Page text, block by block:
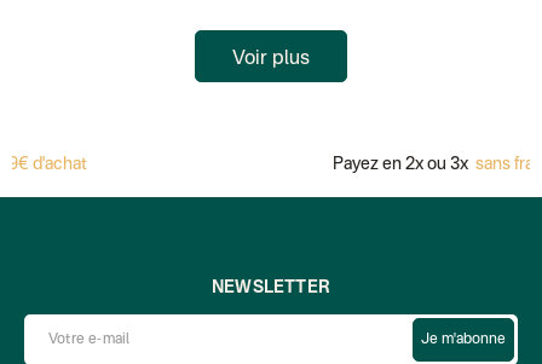
Voir plus
Payez en 2x ou 3x sans frais avec Alma
NEWSLETTER
Je m'abonne